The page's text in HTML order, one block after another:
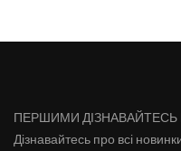
ПЕРШИМИ ДІЗНАВАЙТЕСЬ
Дізнавайтесь про всі